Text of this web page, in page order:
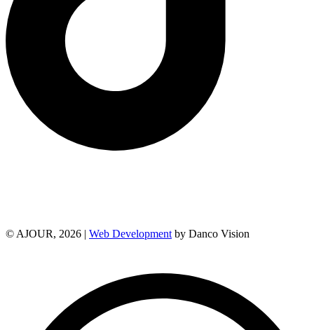
© AJOUR, 2026 | Web Development by Danco Vision